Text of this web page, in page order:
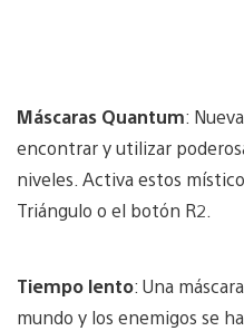
Máscaras Quantum:
encontrar y utilizar
niveles. Activa estos
Triángulo o el botón R2.
Tiempo lento: Una
mundo y los enemigos se